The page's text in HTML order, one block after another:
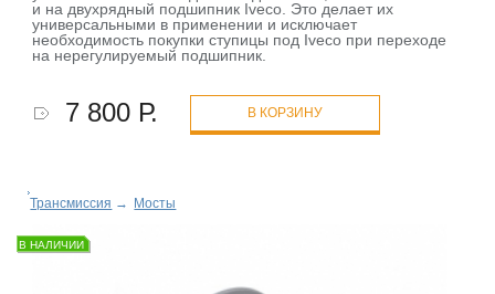
и на двухрядный подшипник Iveco. Это делает их
универсальными в применении и исключает
необходимость покупки ступицы под Iveco при переходе
на нерегулируемый подшипник.
7 800 Р. В КОРЗИНУ
Трансмиссия → Мосты
В НАЛИЧИИ